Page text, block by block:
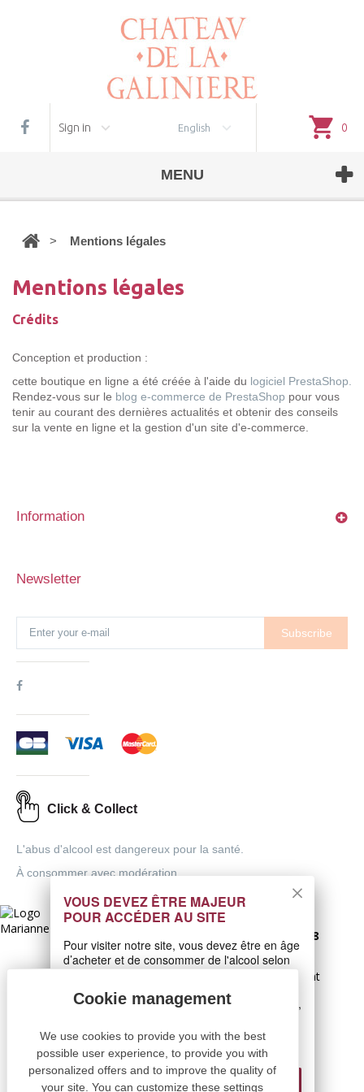
English 0
Sign in
MENU
> Mentions légales
Mentions légales
Crédits
Conception et production :
cette boutique en ligne a été créée à l'aide du logiciel PrestaShop.
Rendez-vous sur le blog e-commerce de PrestaShop pour vous
tenir au courant des dernières actualités et obtenir des conseils
sur la vente en ligne et la gestion d'un site d'e-commerce.
Information
Newsletter
Subscribe
Click & Collect
L'abus d'alcool est dangereux pour la santé.
À consommer avec modération.
Interdiction de vente de boissons
alcoolisées aux mineurs de moins de 18
ans
la preuve de majorité est exigée au moment
de la vente en ligne.
L.3353-3
We use cookies to provide you with the best
possible user experience, to provide you with
personalized offers and to improve the quality of
your site. You can customize these settings
VOUS DEVEZ ÊTRE MAJEUR
POUR ACCÉDER AU SITE
Pour visiter notre site, vous devez être en âge
d’acheter et de consommer de l'alcool selon
S'il n'existe pas de législation dans votre pays,
Non, je suis mineur.
Oui, j'ai l'âge requis